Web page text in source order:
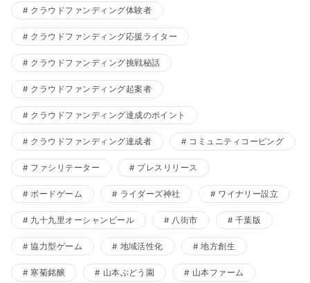
クラウドファンディング体験者
クラウドファンディング応援ライター
クラウドファンディング挑戦秘話
クラウドファンディング起案者
クラウドファンディング達成のポイント
クラウドファンディング達成者 コミュニティコーピング
ファシリテーター プレスリリース
ボードゲーム ライダーズ神社 ワイナリー設立
九十九里オーシャンビール 八街市 千葉版
協力型ゲーム 地域活性化 地方創生
寒菊銘醸 山本ぶどう園 山本ファーム